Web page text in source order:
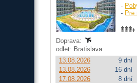
-
- Pre
Doprava:
odlet: Bratislava
13.08.2026
9 dní
13.08.2026
16 dní
17.08.2026
8 dní